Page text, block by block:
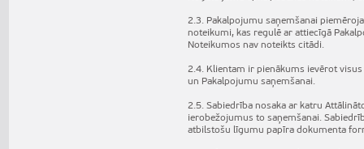
2.3. Pakalpojumu saņemšanai
noteikumi, kas regulē ar attiecīgā
Noteikumos nav noteikts citādi.
2.4. Klientam ir pienākums ievērot
un Pakalpojumu saņemšanai.
2.5. Sabiedrība nosaka ar katru
ierobežojumus to saņemšanai.
atbilstošu līgumu papīra dokumenta